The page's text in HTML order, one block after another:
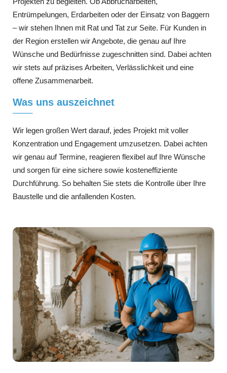
Entrümpelungen, Erdarbeiten oder der Einsatz von Baggern
– wir stehen Ihnen mit Rat und Tat zur Seite. Für Kunden in
der Region erstellen wir Angebote, die genau auf Ihre
Wünsche und Bedürfnisse zugeschnitten sind. Dabei achten
wir stets auf präzises Arbeiten, Verlässlichkeit und eine
offene Zusammenarbeit.
Was uns auszeichnet
Wir legen großen Wert darauf, jedes Projekt mit voller
Konzentration und Engagement umzusetzen. Dabei achten
wir genau auf Termine, reagieren flexibel auf Ihre Wünsche
und sorgen für eine sichere sowie kosteneffiziente
Durchführung. So behalten Sie stets die Kontrolle über Ihre
Baustelle und die anfallenden Kosten.